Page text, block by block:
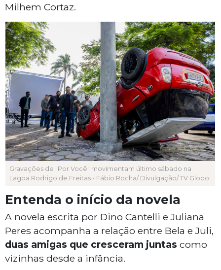
Milhem Cortaz.
Gravações de "Por Você" movimentam último sábado na
Lagoa Rodrigo de Freitas - Fábio Rocha/ Divulgação/ TV Globo
Entenda o início da novela
A novela escrita por Dino Cantelli e Juliana
Peres acompanha a relação entre Bela e Juli,
duas amigas que cresceram juntas como
vizinhas desde a infância.